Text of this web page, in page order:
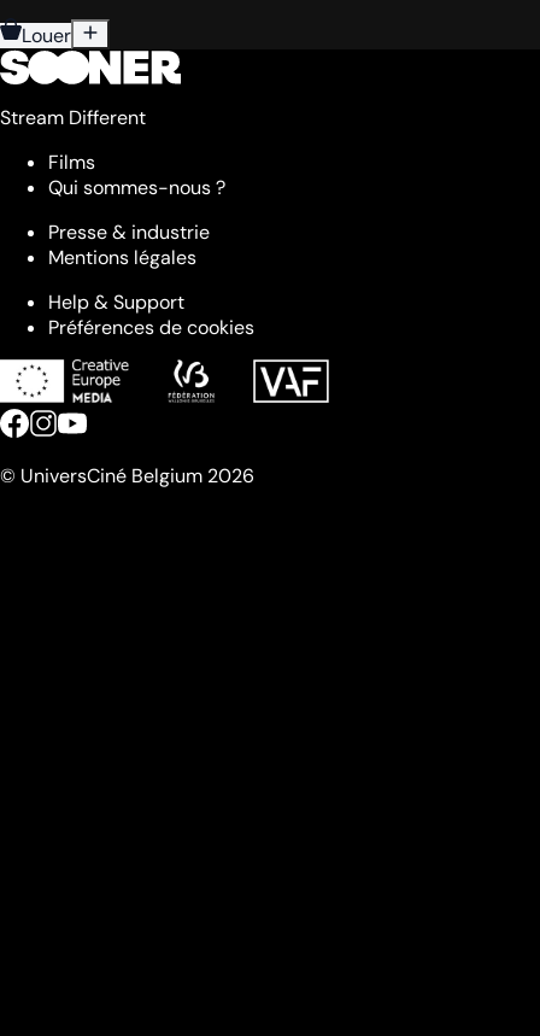
Louer
Stream Different
Films
Qui sommes-nous ?
Presse & industrie
Mentions légales
Help & Support
Préférences de cookies
© UniversCiné Belgium 2026